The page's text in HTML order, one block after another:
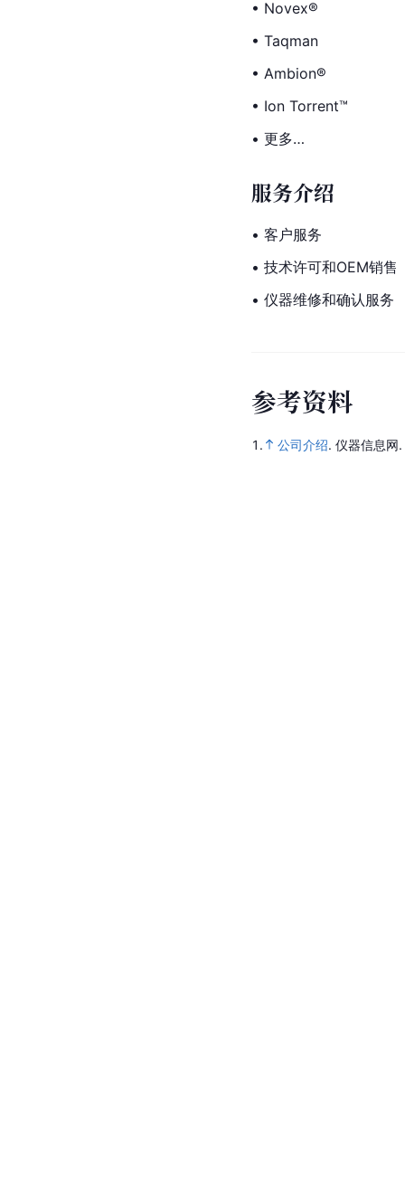
• Novex®
• Taqman
• Ambion®
• Ion Torrent™
• 更多…
服务介绍
• 客户服务
• 技术许可和OEM销售
• 仪器维修和确认服务
参考资料
1. 公司介绍. 仪器信息网.